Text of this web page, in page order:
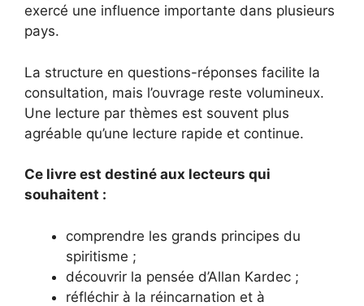
exercé une influence importante dans plusieurs
pays.
La structure en questions-réponses facilite la
consultation, mais l’ouvrage reste volumineux.
Une lecture par thèmes est souvent plus
agréable qu’une lecture rapide et continue.
Ce livre est destiné aux lecteurs qui
souhaitent :
comprendre les grands principes du
spiritisme ;
découvrir la pensée d’Allan Kardec ;
réfléchir à la réincarnation et à